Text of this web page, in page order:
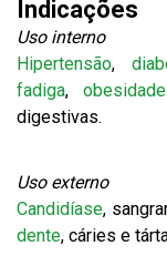
Indicações
Uso interno
Hipertensão,
fadiga,obesidade
digestivas.
Uso externo
Candidíase,
dente, cáries e